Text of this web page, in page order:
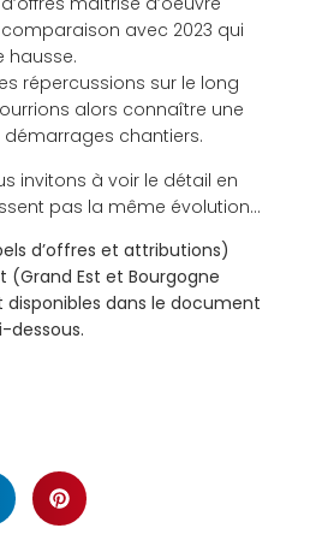
comparaison avec 2023 qui
hausse.
répercussions sur le long
alors connaître une
chantiers.
invitons à voir le détail en
pas la même évolution…
d’offres et attributions)
(Grand Est et Bourgogne
dans le document
dessous.